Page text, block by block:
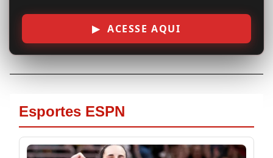
▶ ACESSE AQUI